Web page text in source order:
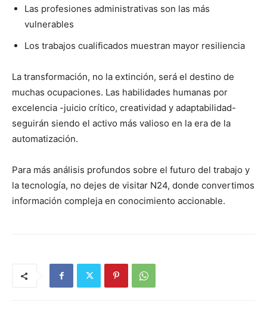
Las profesiones administrativas son las más
vulnerables
Los trabajos cualificados muestran mayor resiliencia
La transformación, no la extinción, será el destino de
muchas ocupaciones. Las habilidades humanas por
excelencia -juicio crítico, creatividad y adaptabilidad-
seguirán siendo el activo más valioso en la era de la
automatización.
Para más análisis profundos sobre el futuro del trabajo y
la tecnología, no dejes de visitar N24, donde convertimos
información compleja en conocimiento accionable.